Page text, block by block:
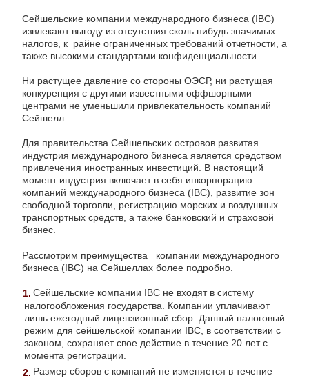
Сейшельские компании международного бизнеса (IBC)
извлекают выгоду из отсутствия сколь нибудь значимых
налогов, к райне ограниченных требований отчетности, а
также высокими стандартами конфиденциальности.
Ни растущее давление со стороны ОЭСР, ни растущая
конкуренция с другими известными оффшорными
центрами не уменьшили привлекательность компаний
Сейшелл.
Для правительства Сейшельских островов развитая
индустрия международного бизнеса является средством
привлечения иностранных инвестиций. В настоящий
момент индустрия включает в себя инкорпорацию
компаний международного бизнеса (IBC), развитие зон
свободной торговли, регистрацию морских и воздушных
транспортных средств, а также банковский и страховой
бизнес.
Рассмотрим преимущества компании международного
бизнеса (IBC) на Сейшеллах более подробно.
Сейшельские компании IBC не входят в систему
налогообложения государства. Компании уплачивают
лишь ежегодный лицензионный сбор. Данный налоговый
режим для сейшельской компании IBC, в соответствии с
законом, сохраняет свое действие в течение 20 лет с
момента регистрации.
Размер сборов с компаний не изменяется в течение